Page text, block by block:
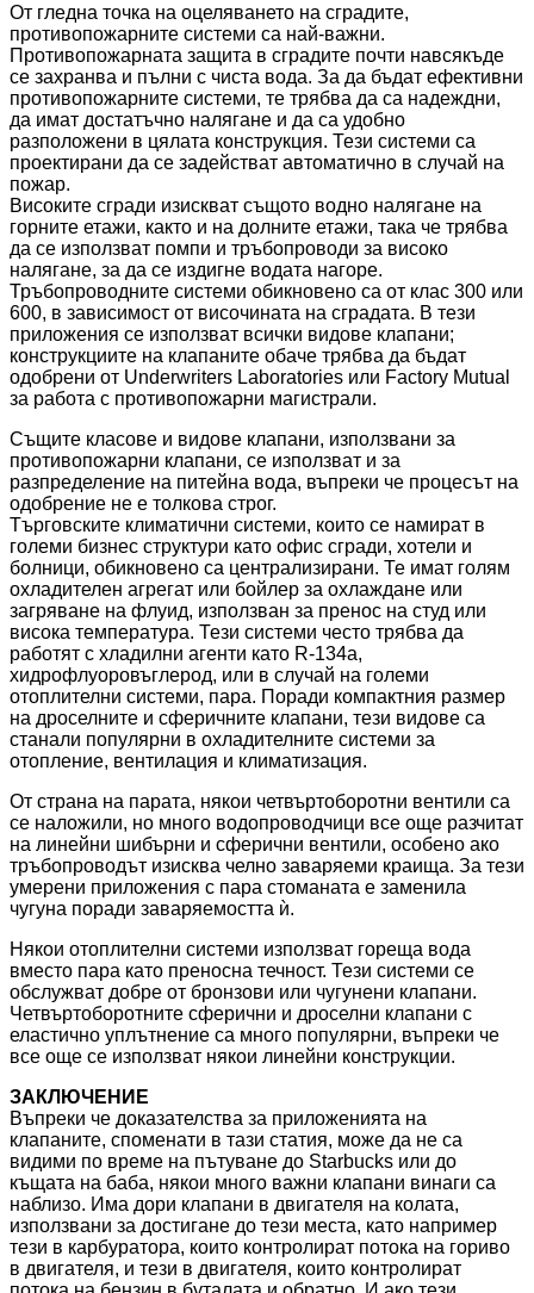
От гледна точка на оцеляването на сградите,
противопожарните системи са най-важни.
Противопожарната защита в сградите почти навсякъде
се захранва и пълни с чиста вода. За да бъдат ефективни
противопожарните системи, те трябва да са надеждни,
да имат достатъчно налягане и да са удобно
разположени в цялата конструкция. Тези системи са
проектирани да се задействат автоматично в случай на
пожар.
Високите сгради изискват същото водно налягане на
горните етажи, както и на долните етажи, така че трябва
да се използват помпи и тръбопроводи за високо
налягане, за да се издигне водата нагоре.
Тръбопроводните системи обикновено са от клас 300 или
600, в зависимост от височината на сградата. В тези
приложения се използват всички видове клапани;
конструкциите на клапаните обаче трябва да бъдат
одобрени от Underwriters Laboratories или Factory Mutual
за работа с противопожарни магистрали.
Същите класове и видове клапани, използвани за
противопожарни клапани, се използват и за
разпределение на питейна вода, въпреки че процесът на
одобрение не е толкова строг.
Търговските климатични системи, които се намират в
големи бизнес структури като офис сгради, хотели и
болници, обикновено са централизирани. Те имат голям
охладителен агрегат или бойлер за охлаждане или
загряване на флуид, използван за пренос на студ или
висока температура. Тези системи често трябва да
работят с хладилни агенти като R-134a,
хидрофлуоровъглерод, или в случай на големи
отоплителни системи, пара. Поради компактния размер
на дроселните и сферичните клапани, тези видове са
станали популярни в охладителните системи за
отопление, вентилация и климатизация.
От страна на парата, някои четвъртоборотни вентили са
се наложили, но много водопроводчици все още разчитат
на линейни шибърни и сферични вентили, особено ако
тръбопроводът изисква челно заваряеми краища. За тези
умерени приложения с пара стоманата е заменила
чугуна поради заваряемостта ѝ.
Някои отоплителни системи използват гореща вода
вместо пара като преносна течност. Тези системи се
обслужват добре от бронзови или чугунени клапани.
Четвъртоборотните сферични и дроселни клапани с
еластично уплътнение са много популярни, въпреки че
все още се използват някои линейни конструкции.
ЗАКЛЮЧЕНИЕ
Въпреки че доказателства за приложенията на
клапаните, споменати в тази статия, може да не са
видими по време на пътуване до Starbucks или до
къщата на баба, някои много важни клапани винаги са
наблизо. Има дори клапани в двигателя на колата,
използвани за достигане до тези места, като например
тези в карбуратора, които контролират потока на гориво
в двигателя, и тези в двигателя, които контролират